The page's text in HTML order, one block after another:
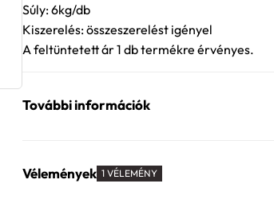
Súly: 6kg/db
Kiszerelés: összeszerelést igényel
A feltüntetett ár 1 db termékre érvényes.
További információk
Vélemények 1 VÉLEMÉNY